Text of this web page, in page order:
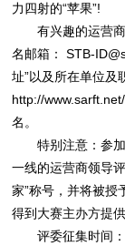
力四射的“苹果”!
有兴趣的运营商
名邮箱： STB-
址”以及所在单位及
http://
名。
特别注意：参加
一线的运营商领导
家”称号，并将被授
得到大赛主办方提
评委征集时间：